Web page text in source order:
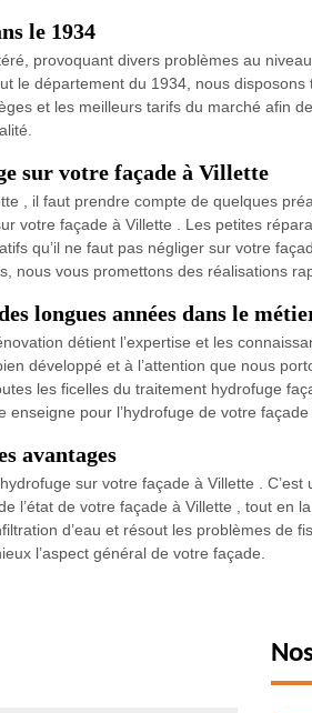
le 1934
provoquant divers problèmes au
le département du 1934, nous
et les meilleurs tarifs du marché afin
sur votre façade à Villette
, il faut prendre compte de quelques
votre façade à Villette . Les petites
qu’il ne faut pas négliger sur votre
nous vous promettons des réalisations
longues années dans le
détient l’expertise et les
développé et à l’attention que nous
les ficelles du traitement hydrofuge
pour l’hydrofuge de votre façade
avantages
sur votre façade à Villette .
l’état de votre façade à Villette , tout en
d’eau et résout les problèmes de
l’aspect général de votre façade.